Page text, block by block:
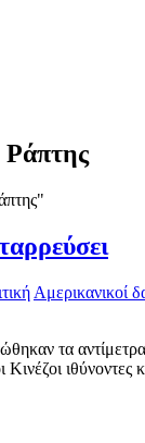
Ράπτης
Αμερικανικοί
τα
Κινέζοι